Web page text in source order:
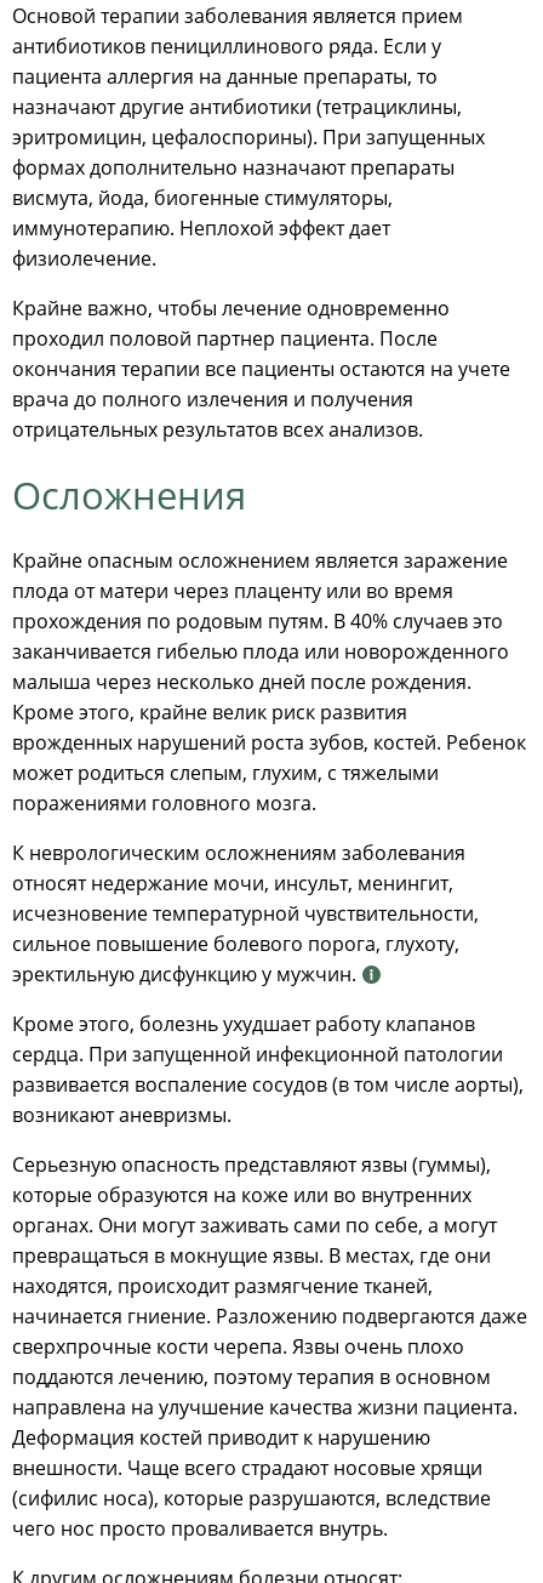
Основой терапии заболевания является прием
антибиотиков пенициллинового ряда. Если у
пациента аллергия на данные препараты, то
назначают другие антибиотики (тетрациклины,
эритромицин, цефалоспорины). При запущенных
формах дополнительно назначают препараты
висмута, йода, биогенные стимуляторы,
иммунотерапию. Неплохой эффект дает
физиолечение.
Крайне важно, чтобы лечение одновременно
проходил половой партнер пациента. После
окончания терапии все пациенты остаются на учете
врача до полного излечения и получения
отрицательных результатов всех анализов.
Осложнения
Крайне опасным осложнением является заражение
плода от матери через плаценту или во время
прохождения по родовым путям. В 40% случаев это
заканчивается гибелью плода или новорожденного
малыша через несколько дней после рождения.
Кроме этого, крайне велик риск развития
врожденных нарушений роста зубов, костей. Ребенок
может родиться слепым, глухим, с тяжелыми
поражениями головного мозга.
К неврологическим осложнениям заболевания
относят недержание мочи, инсульт, менингит,
исчезновение температурной чувствительности,
сильное повышение болевого порога, глухоту,
эректильную дисфункцию у мужчин.
Кроме этого, болезнь ухудшает работу клапанов
сердца. При запущенной инфекционной патологии
развивается воспаление сосудов (в том числе аорты),
возникают аневризмы.
Серьезную опасность представляют язвы (гуммы),
которые образуются на коже или во внутренних
органах. Они могут заживать сами по себе, а могут
превращаться в мокнущие язвы. В местах, где они
находятся, происходит размягчение тканей,
начинается гниение. Разложению подвергаются даже
сверхпрочные кости черепа. Язвы очень плохо
поддаются лечению, поэтому терапия в основном
направлена на улучшение качества жизни пациента.
Деформация костей приводит к нарушению
внешности. Чаще всего страдают носовые хрящи
(сифилис носа), которые разрушаются, вследствие
чего нос просто проваливается внутрь.